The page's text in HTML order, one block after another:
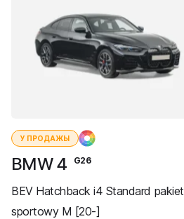
У ПРОДАЖЫ
BMW 4 G26
BEV Hatchback i4 Standard pakiet
sportowy M [20-]